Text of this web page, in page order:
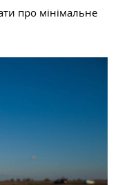
про мінімальне